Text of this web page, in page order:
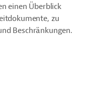
einen Überblick
zu
Beschränkungen.